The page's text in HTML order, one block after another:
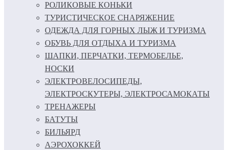
РОЛИКОВЫЕ КОНЬКИ
ТУРИСТИЧЕСКОЕ СНАРЯЖЕНИЕ
ОДЕЖДА ДЛЯ ГОРНЫХ ЛЫЖ И ТУРИЗМА
ОБУВЬ ДЛЯ ОТДЫХА И ТУРИЗМА
ШАПКИ, ПЕРЧАТКИ, ТЕРМОБЕЛЬЕ,
НОСКИ
ЭЛЕКТРОВЕЛОСИПЕДЫ,
ЭЛЕКТРОСКУТЕРЫ, ЭЛЕКТРОСАМОКАТЫ
ТРЕНАЖЕРЫ
БАТУТЫ
БИЛЬЯРД
АЭРОХОККЕЙ